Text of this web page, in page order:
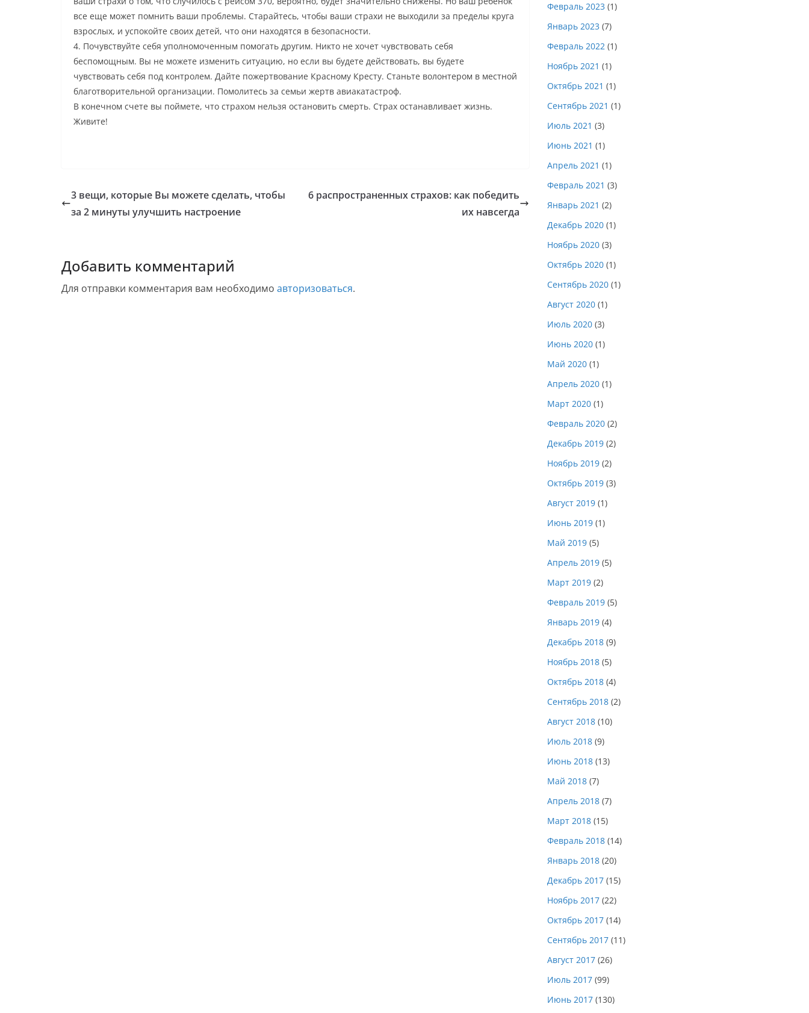
все еще может помнить ваши проблемы. Старайтесь, чтобы ваши страхи не выходили за пределы круга
взрослых, и успокойте своих детей, что они находятся в безопасности.
4. Почувствуйте себя уполномоченным помогать другим. Никто не хочет чувствовать себя
беспомощным. Вы не можете изменить ситуацию, но если вы будете действовать, вы будете
чувствовать себя под контролем. Дайте пожертвование Красному Кресту. Станьте волонтером в местной
благотворительной организации. Помолитесь за семьи жертв авиакатастроф.
В конечном счете вы поймете, что страхом нельзя остановить смерть. Страх останавливает жизнь.
Живите!
3 вещи, которые Вы можете сделать, чтобы
за 2 минуты улучшить настроение
6 распространенных страхов: как победить
их навсегда
Добавить комментарий
Для отправки комментария вам необходимо авторизоваться.
Февраль 2023 (1)
Январь 2023 (7)
Февраль 2022 (1)
Ноябрь 2021 (1)
Октябрь 2021 (1)
Сентябрь 2021 (1)
Июль 2021 (3)
Июнь 2021 (1)
Апрель 2021 (1)
Февраль 2021 (3)
Январь 2021 (2)
Декабрь 2020 (1)
Ноябрь 2020 (3)
Октябрь 2020 (1)
Сентябрь 2020 (1)
Август 2020 (1)
Июль 2020 (3)
Июнь 2020 (1)
Май 2020 (1)
Апрель 2020 (1)
Март 2020 (1)
Февраль 2020 (2)
Декабрь 2019 (2)
Ноябрь 2019 (2)
Октябрь 2019 (3)
Август 2019 (1)
Июнь 2019 (1)
Май 2019 (5)
Апрель 2019 (5)
Март 2019 (2)
Февраль 2019 (5)
Январь 2019 (4)
Декабрь 2018 (9)
Ноябрь 2018 (5)
Октябрь 2018 (4)
Сентябрь 2018 (2)
Август 2018 (10)
Июль 2018 (9)
Июнь 2018 (13)
Май 2018 (7)
Апрель 2018 (7)
Март 2018 (15)
Февраль 2018 (14)
Январь 2018 (20)
Декабрь 2017 (15)
Ноябрь 2017 (22)
Октябрь 2017 (14)
Сентябрь 2017 (11)
Август 2017 (26)
Июль 2017 (99)
Июнь 2017 (130)